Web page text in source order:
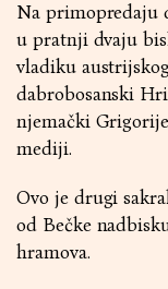
Na primopredaju
u pratnji dvaju
vladiku
dabrobosanski
njemački
mediji.
Ovo je drugi
od Bečke
hramova.